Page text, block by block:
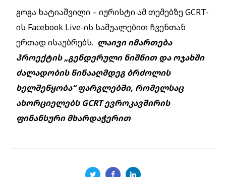
გოგა ხატიაშვილი – იურისტი ამ თემებზე GCRT-
ის Facebook Live-ის საშუალებით ჩვენთან
ერთად ისაუბრებს. ლაივი იმართება
პროექტის „გენდერული ნიშნით და ოჯახში
ძალადობის წინააღმდეგ ბრძოლის
ხელშეწყობა“ ფარგლებში, რომელსაც
ახორციელებს GCRT ევროკავშირის
ფინანსური მხარდაჭერით